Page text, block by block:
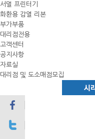
서멀 프린터기
화환용 감열 리본
부가부품
대리점전용
고객센터
공지사항
자료실
대리점 및 도소매점모집